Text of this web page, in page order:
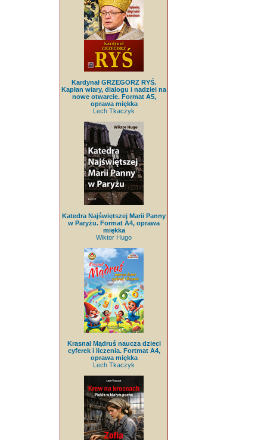
Kardynał GRZEGORZ RYŚ.
Kapłan wiary, dialogu i nadziei na
nowe otwarcie. Format A5,
oprawa miękka
Lech Tkaczyk
Katedra Najświętszej Marii Panny
w Paryżu. Format A4, oprawa
miękka
Wiktor Hugo
Krasnal Mądruś naucza dzieci
cyferek i liczenia. Fortmat A4,
oprawa miękka
Lech Tkaczyk